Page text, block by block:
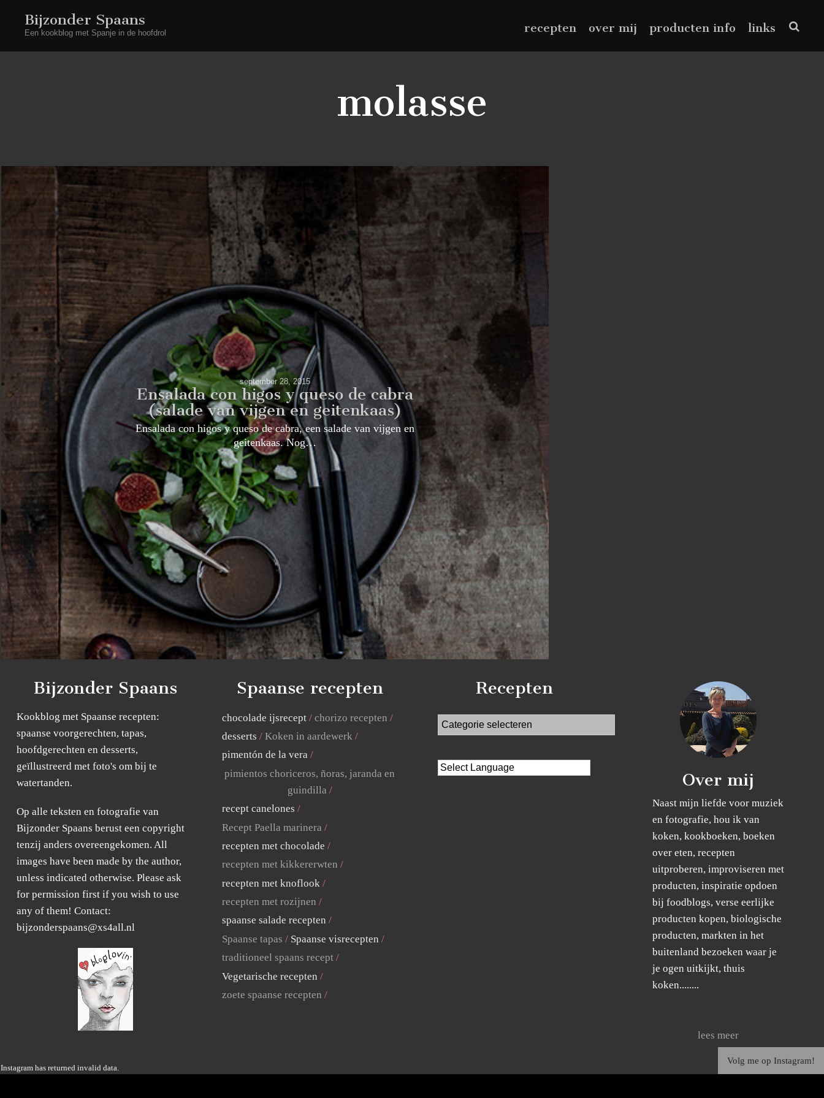
Bijzonder Spaans
Een kookblog met Spanje in de hoofdrol recepten over mij producten info links
molasse
september 28, 2015
Ensalada con higos y queso de cabra
(salade van vijgen en geitenkaas)
Ensalada con higos y queso de cabra, een salade van vijgen en
geitenkaas. Nog…
Bijzonder Spaans
Kookblog met Spaanse recepten:
spaanse voorgerechten, tapas,
hoofdgerechten en desserts,
geïllustreerd met foto's om bij te
watertanden.
Op alle teksten en fotografie van
Bijzonder Spaans berust een copyright
tenzij anders overeengekomen. All
images have been made by the author,
unless indicated otherwise. Please ask
for permission first if you wish to use
any of them! Contact:
bijzonderspaans@xs4all.nl
Spaanse recepten
chocolade ijsrecept
chorizo recepten
desserts
Koken in aardewerk
pimentón de la vera
pimientos choriceros, ñoras, jaranda en
guindilla
recept canelones
Recept Paella marinera
recepten met chocolade
recepten met kikkererwten
recepten met knoflook
recepten met rozijnen
spaanse salade recepten
Spaanse tapas
Spaanse visrecepten
traditioneel spaans recept
Vegetarische recepten
zoete spaanse recepten
Recepten
Over mij
Naast mijn liefde voor muziek
en fotografie, hou ik van
koken, kookboeken, boeken
over eten, recepten
uitproberen, improviseren met
producten, inspiratie opdoen
bij foodblogs, verse eerlijke
producten kopen, biologische
producten, markten in het
buitenland bezoeken waar je
je ogen uitkijkt, thuis
koken........
lees meer
Instagram has returned invalid data.
Volg me op Instagram!